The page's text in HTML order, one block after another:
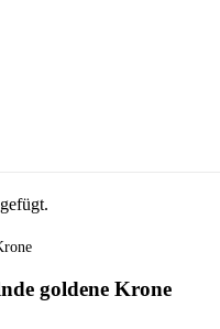
goldene Krone